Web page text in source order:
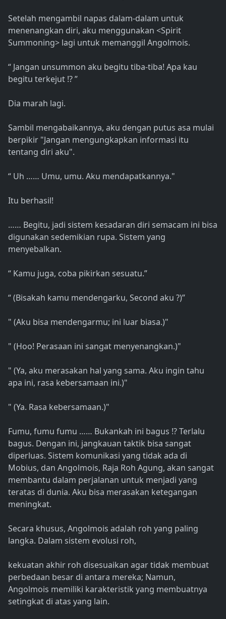
Setelah mengambil napas dalam-dalam untuk
menenangkan diri, aku menggunakan <Spirit
Summoning> lagi untuk memanggil Angolmois.
“ Jangan unsummon aku begitu tiba-tiba! Apa kau
begitu terkejut !? ”
Dia marah lagi.
Sambil mengabaikannya, aku dengan putus asa mulai
berpikir "Jangan mengungkapkan informasi itu
tentang diri aku".
“ Uh …… Umu, umu. Aku mendapatkannya."
Itu berhasil!
…… Begitu, jadi sistem kesadaran diri semacam ini bisa
digunakan sedemikian rupa. Sistem yang
menyebalkan.
“ Kamu juga, coba pikirkan sesuatu.”
“ (Bisakah kamu mendengarku, Second aku ?)”
" (Aku bisa mendengarmu; ini luar biasa.)"
" (Hoo! Perasaan ini sangat menyenangkan.)"
" (Ya, aku merasakan hal yang sama. Aku ingin tahu
apa ini, rasa kebersamaan ini.)"
" (Ya. Rasa kebersamaan.)"
Fumu, fumu fumu …… Bukankah ini bagus !? Terlalu
bagus. Dengan ini, jangkauan taktik bisa sangat
diperluas. Sistem komunikasi yang tidak ada di
Mobius, dan Angolmois, Raja Roh Agung, akan sangat
membantu dalam perjalanan untuk menjadi yang
teratas di dunia. Aku bisa merasakan ketegangan
meningkat.
Secara khusus, Angolmois adalah roh yang paling
langka. Dalam sistem evolusi roh,
kekuatan akhir roh disesuaikan agar tidak membuat
perbedaan besar di antara mereka; Namun,
Angolmois memiliki karakteristik yang membuatnya
setingkat di atas yang lain.